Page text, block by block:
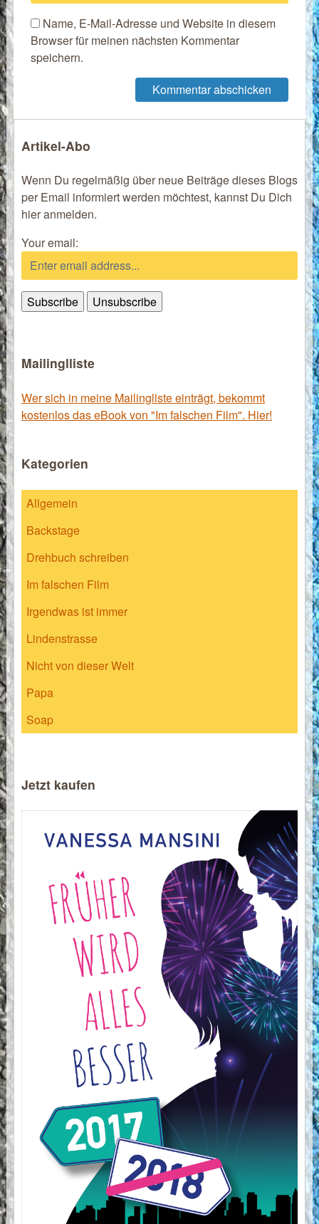
Name, E-Mail-Adresse und Website in diesem
Browser für meinen nächsten Kommentar
speichern.
Artikel-Abo
Wenn Du regelmäßig über neue Beiträge dieses Blogs
per Email informiert werden möchtest, kannst Du Dich
hier anmelden.
Your email:
Mailinglliste
Wer sich in meine Mailingliste einträgt, bekommt
kostenlos das eBook von "Im falschen Film". Hier!
Kategorien
Allgemein
Backstage
Drehbuch schreiben
Im falschen Film
Irgendwas ist immer
Lindenstrasse
Nicht von dieser Welt
Papa
Soap
Jetzt kaufen